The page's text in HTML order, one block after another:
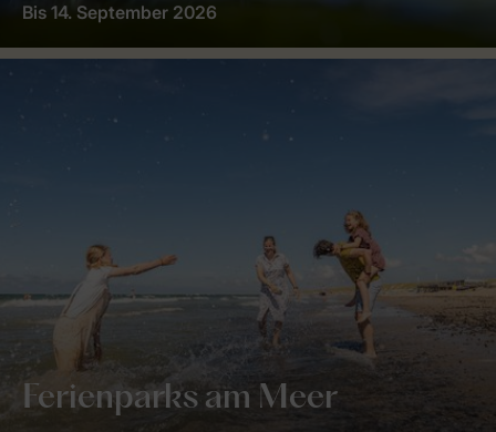
Bis 14. September 2026
Ferienparks am Meer